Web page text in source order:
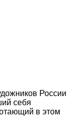
России
себя
в этом